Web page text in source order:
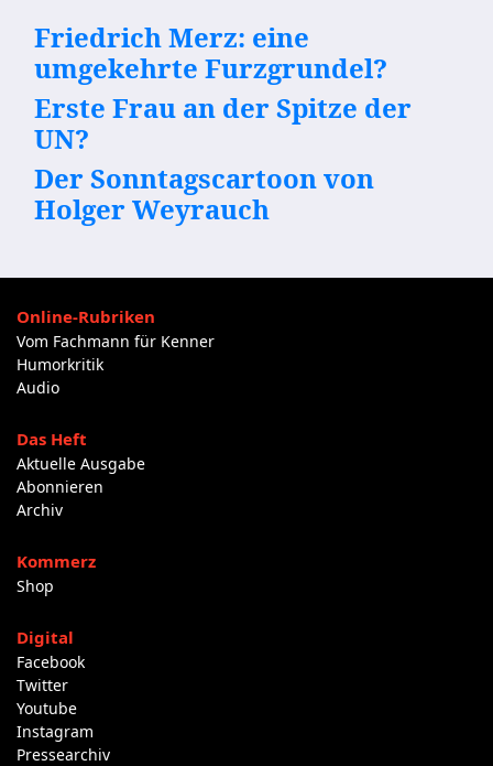
Friedrich Merz: eine
umgekehrte Furzgrundel?
Erste Frau an der Spitze der
UN?
Der Sonntagscartoon von
Holger Weyrauch
Online-Rubriken
Vom Fachmann für Kenner
Humorkritik
Audio
Das Heft
Aktuelle Ausgabe
Abonnieren
Archiv
Kommerz
Shop
Digital
Facebook
Twitter
Youtube
Instagram
Pressearchiv